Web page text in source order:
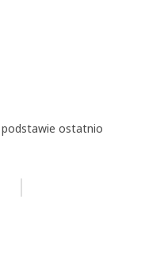
podstawie ostatnio